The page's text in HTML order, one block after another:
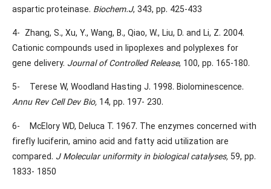
aspartic proteinase. Biochem.J, 343, pp. 425-433
4- Zhang, S., Xu, Y., Wang, B., Qiao, W., Liu, D. and Li, Z. 2004.
Cationic compounds used in lipoplexes and polyplexes for
gene delivery. Journal of Controlled Release, 100, pp. 165-180.
5- Terese W, Woodland Hasting J. 1998. Biolominescence.
Annu Rev Cell Dev Bio, 14, pp. 197- 230.
6- McElory WD, Deluca T. 1967. The enzymes concerned with
firefly luciferin, amino acid and fatty acid utilization are
compared. J Molecular uniformity in biological catalyses, 59, pp.
1833- 1850